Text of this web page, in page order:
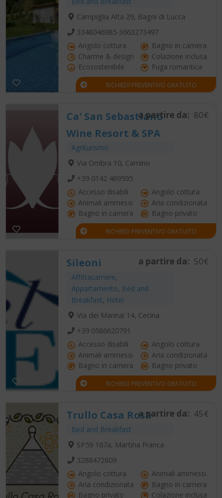
Campiglia Alta 29, Bagni di Lucca
3348046985-3663273497
Angolo cottura
Bagno in camera
Charme & design
Colazione inclusa
Ecosostenibile
Fuga romantica
RICHIEDI PREVENTIVO GRATUITO
Ca' San Sebastiano
Wine Resort & SPA
Agriturismo
a partire da: 80€
Via Ombra 10, Camino
+39 0142 469595
Accesso disabili
Angolo cottura
Animali ammessi
Aria condizionata
Bagno in camera
Bagno privato
RICHIEDI PREVENTIVO GRATUITO
Sileoni
Affittacamere,
Appartamento, Bed and
Breakfast, Hotel
a partire da: 50€
Via dei Marinai 14, Cecina
+39 0586620791
Accesso disabili
Angolo cottura
Animali ammessi
Aria condizionata
Bagno in camera
Bagno privato
RICHIEDI PREVENTIVO GRATUITO
Trullo Casa Rosa
Bed and Breakfast
a partire da: 45€
SP59 167a, Martina Franca
3288472809
Angolo cottura
Animali ammessi
Aria condizionata
Bagno in camera
Bagno privato
Colazione inclusa